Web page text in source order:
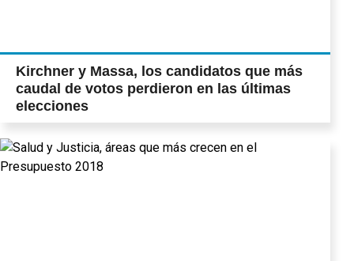
Kirchner y Massa, los candidatos que más
caudal de votos perdieron en las últimas
elecciones